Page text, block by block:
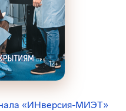
«ИНверсия-МИЭТ»